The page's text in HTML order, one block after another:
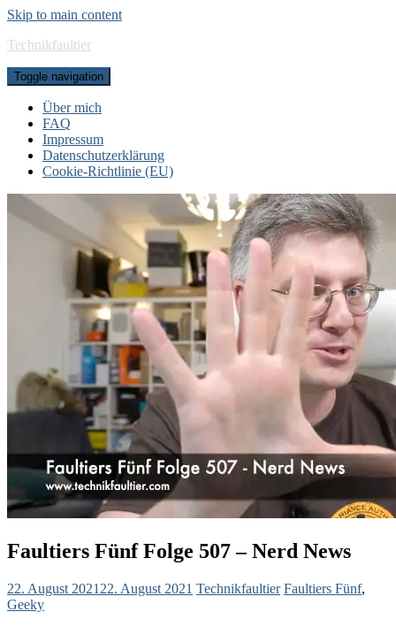
Skip to main content
Technikfaultier
Toggle navigation
Über mich
FAQ
Impressum
Datenschutzerklärung
Cookie-Richtlinie (EU)
Faultiers Fünf Folge 507 – Nerd News
22. August 2021 22. August 2021 Technikfaultier Faultiers Fünf,
Geeky